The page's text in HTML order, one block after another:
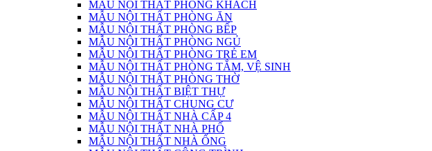
MẪU NỘI THẤT PHÒNG KHÁCH
MẪU NỘI THẤT PHÒNG ĂN
MẪU NỘI THẤT PHÒNG BẾP
MẪU NỘI THẤT PHÒNG NGỦ
MẪU NỘI THẤT PHÒNG TRẺ EM
MẪU NỘI THẤT PHÒNG TẮM, VỆ SINH
MẪU NỘI THẤT PHÒNG THỜ
MẪU NỘI THẤT BIỆT THỰ
MẪU NỘI THẤT CHUNG CƯ
MẪU NỘI THẤT NHÀ CẤP 4
MẪU NỘI THẤT NHÀ PHỐ
MẪU NỘI THẤT NHÀ ỐNG